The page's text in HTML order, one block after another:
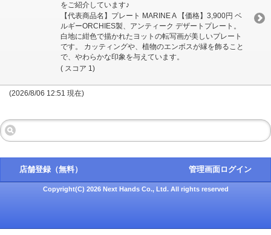
をご紹介しています♪
【代表商品名】プレート MARINE A 【価格】3,900円 ベ
ルギーORCHIES製、アンティーク デザートプレート。
白地に紺色で描かれたヨットの転写画が美しいプレート
です。 カッティングや、植物のエンボスが縁を飾ること
で、やわらかな印象を与えています。
( スコア 1)
(2026/8/06 12:51 現在)
店舗登録（無料） 管理画面ログイン
Copyright(C) 2026 Next Hands Co., Ltd. All rights reserved